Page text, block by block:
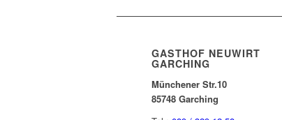
GASTHOF NEUWIRT
GARCHING
Münchener Str.10
85748 Garching